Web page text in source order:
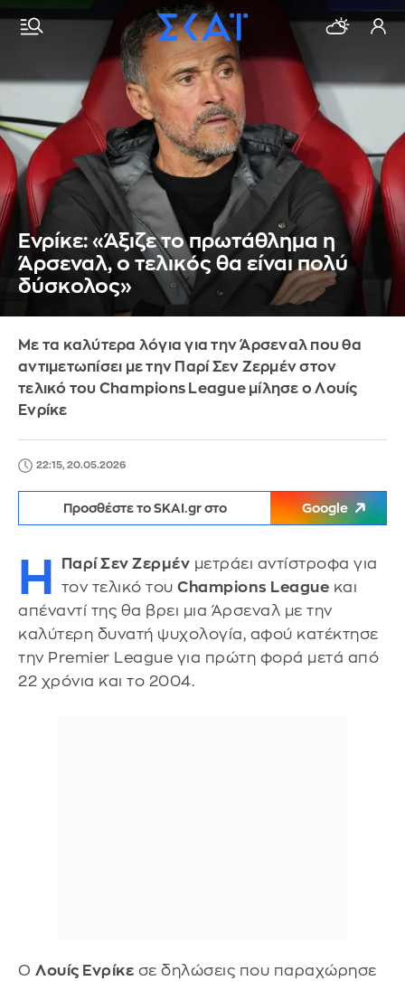
Ενρίκε: «Άξιζε το πρωτάθλημα η
Άρσεναλ, ο τελικός θα είναι πολύ
δύσκολος»
Με τα καλύτερα λόγια για την Άρσεναλ που θα
αντιμετωπίσει με την Παρί Σεν Ζερμέν στον
τελικό του Champions League μίλησε ο Λουίς
Ενρίκε
22:15, 20.05.2026
Προσθέστε το SKAI.gr στο Google
Η Παρί Σεν Ζερμέν μετράει αντίστροφα για
τον τελικό του Champions League και
απέναντί της θα βρει μια Άρσεναλ με την
καλύτερη δυνατή ψυχολογία, αφού κατέκτησε
την Premier League για πρώτη φορά μετά από
22 χρόνια και το 2004.
Ο Λουίς Ενρίκε σε δηλώσεις που παραχώρησε